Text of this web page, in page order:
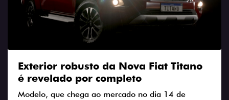
Exterior robusto da Nova Fiat Titano
é revelado por completo
Modelo, que chega ao mercado no dia 14 de